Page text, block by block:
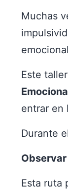
Muchas
Este
entrar en
Durante
Esta ruta